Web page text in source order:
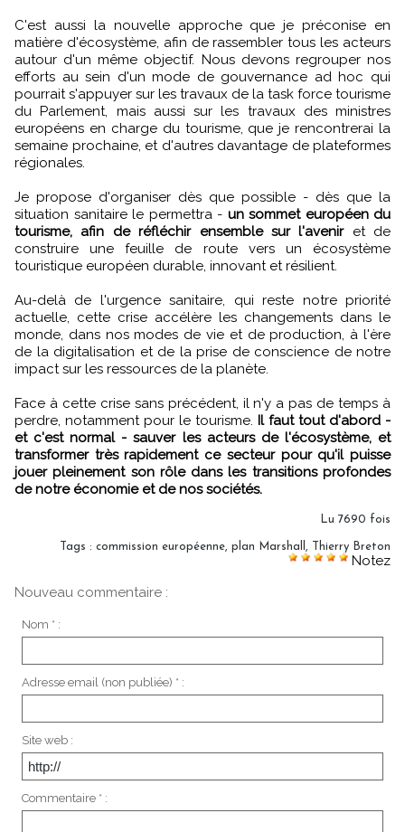
C'est aussi la nouvelle approche que je préconise en
matière d'écosystème, afin de rassembler tous les acteurs
autour d'un même objectif. Nous devons regrouper nos
efforts au sein d'un mode de gouvernance ad hoc qui
pourrait s'appuyer sur les travaux de la task force tourisme
du Parlement, mais aussi sur les travaux des ministres
européens en charge du tourisme, que je rencontrerai la
semaine prochaine, et d'autres davantage de plateformes
régionales.
Je propose d'organiser dès que possible - dès que la
situation sanitaire le permettra - un sommet européen du
tourisme, afin de réfléchir ensemble sur l'aveniret de
construire une feuille de route vers un écosystème
touristique européen durable, innovant et résilient.
Au-delà de l'urgence sanitaire, qui reste notre priorité
actuelle, cette crise accélère les changements dans le
monde, dans nos modes de vie et de production, à l'ère
de la digitalisation et de la prise de conscience de notre
impact sur les ressources de la planète.
Face à cette crise sans précédent, il n'y a pas de temps à
perdre, notamment pour le tourisme. Il faut tout d'abord -
et c'est normal - sauver les acteurs de l'écosystème, et
transformer très rapidement ce secteur pour qu'il puisse
jouer pleinement son rôle dans les transitions profondes
de notre économie et de nos sociétés.
Lu 7690 fois
Tags : commission européenne, plan Marshall , Thierry Breton
Notez
Nouveau commentaire :
Nom * :
Adresse email (non publiée) * :
Site web :
Commentaire * :